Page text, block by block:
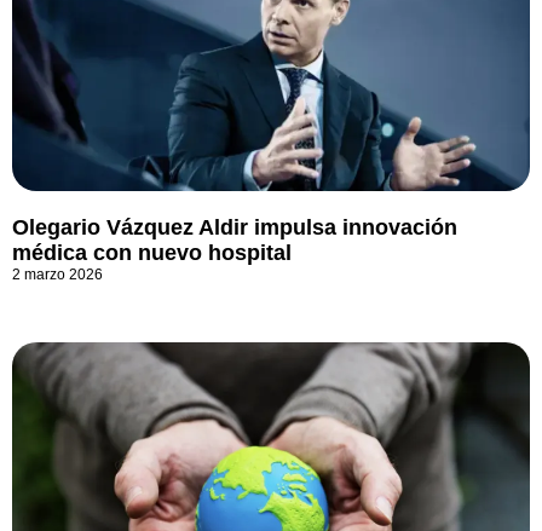
Olegario Vázquez Aldir impulsa innovación
médica con nuevo hospital
2 marzo 2026